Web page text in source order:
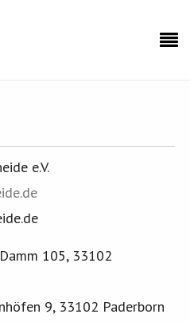
e.V.
105, 33102
9, 33102 Paderborn